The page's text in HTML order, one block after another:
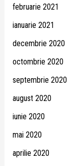
februarie 2021
ianuarie 2021
decembrie 2020
octombrie 2020
septembrie 2020
august 2020
iunie 2020
mai 2020
aprilie 2020